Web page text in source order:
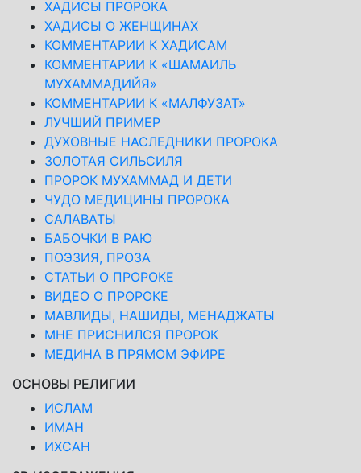
ХАДИСЫ ПРОРОКА
ХАДИСЫ О ЖЕНЩИНАХ
КОММЕНТАРИИ К ХАДИСАМ
КОММЕНТАРИИ К «ШАМАИЛЬ
МУХАММАДИЙЯ»
КОММЕНТАРИИ К «МАЛФУЗАТ»
ЛУЧШИЙ ПРИМЕР
ДУХОВНЫЕ НАСЛЕДНИКИ ПРОРОКА
ЗОЛОТАЯ СИЛЬСИЛЯ
ПРОРОК МУХАММАД И ДЕТИ
ЧУДО МЕДИЦИНЫ ПРОРОКА
САЛАВАТЫ
БАБОЧКИ В РАЮ
ПОЭЗИЯ, ПРОЗА
СТАТЬИ О ПРОРОКЕ
ВИДЕО О ПРОРОКЕ
МАВЛИДЫ, НАШИДЫ, МЕНАДЖАТЫ
МНЕ ПРИСНИЛСЯ ПРОРОК
МЕДИНА В ПРЯМОМ ЭФИРЕ
ОСНОВЫ РЕЛИГИИ
ИСЛАМ
ИМАН
ИХСАН